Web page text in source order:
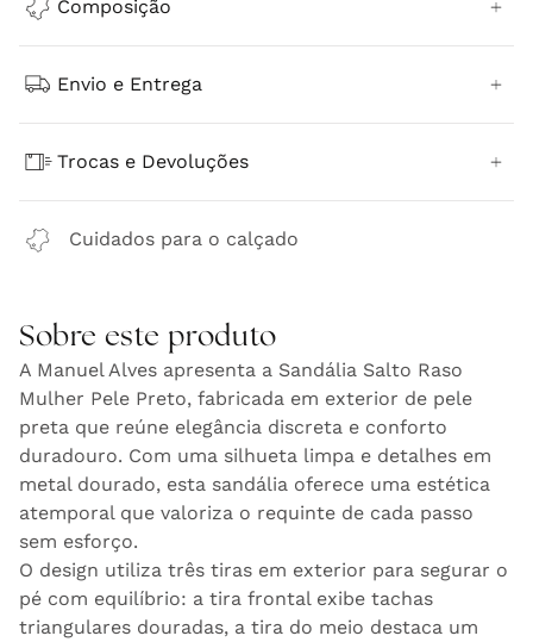
Composição
Envio e Entrega
Trocas e Devoluções
Cuidados para o calçado
Sobre este produto
A Manuel Alves apresenta a Sandália Salto Raso
Mulher Pele Preto, fabricada em exterior de pele
preta que reúne elegância discreta e conforto
duradouro. Com uma silhueta limpa e detalhes em
metal dourado, esta sandália oferece uma estética
atemporal que valoriza o requinte de cada passo
sem esforço.
O design utiliza três tiras em exterior para segurar o
pé com equilíbrio: a tira frontal exibe tachas
triangulares douradas, a tira do meio destaca um